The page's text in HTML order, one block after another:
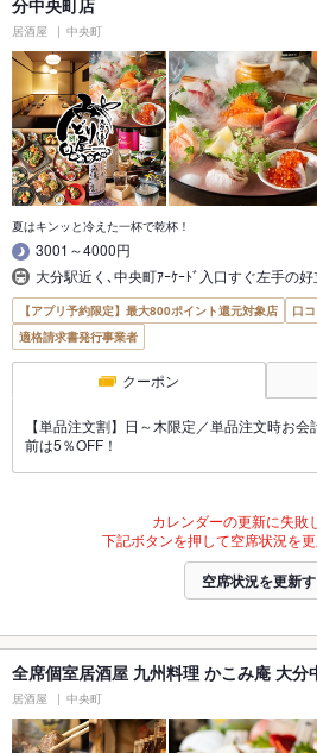
分中央町店
居酒屋 中央町
夏はキンッと冷えた一杯で乾杯！
3001～4000円
大分駅近く､中央町ｱｰｹｰﾄﾞ入口すぐ左手の
【アプリ予約限定】最大800ポイント還元対象店
口
適格請求書発行事業者
クーポン
【単品注文割】日～木限定／単品注文時お
前は5％OFF！
カレンダーの更新に失敗
下記ボタンを押して空席状況を更
空席状況を更新
全席個室居酒屋 九州料理 かこみ庵 大分
居酒屋 中央町